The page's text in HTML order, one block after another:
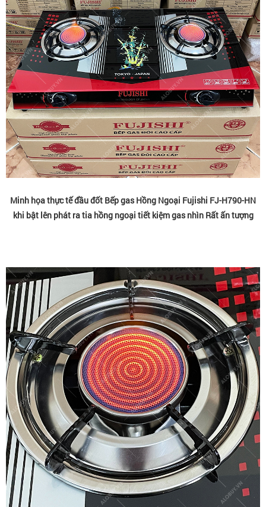
Minh họa thực tế đầu đốt Bếp gas Hồng Ngoại Fujishi FJ-H790-HN
khi bật lên phát ra tia hồng ngoại tiết kiệm gas nhìn Rất ấn tượng